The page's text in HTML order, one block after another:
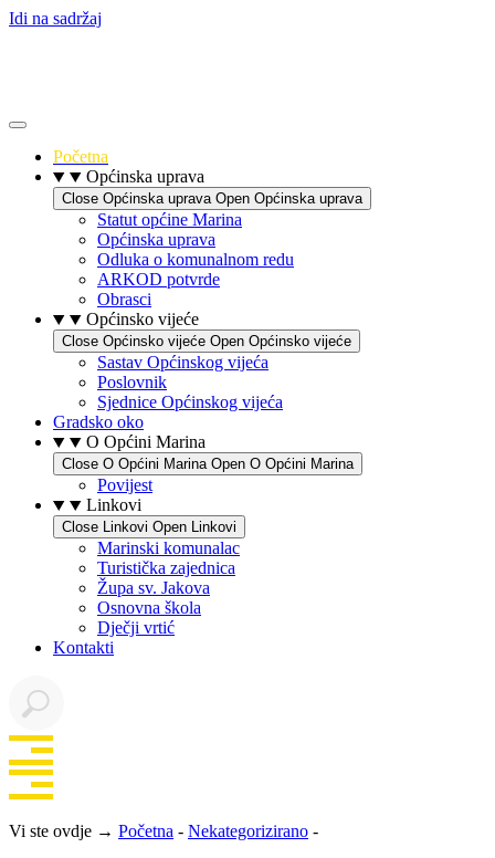
Idi na sadržaj
Početna
Općinska uprava
Close Općinska uprava Open Općinska uprava
Statut općine Marina
Općinska uprava
Odluka o komunalnom redu
ARKOD potvrde
Obrasci
Općinsko vijeće
Close Općinsko vijeće Open Općinsko vijeće
Sastav Općinskog vijeća
Poslovnik
Sjednice Općinskog vijeća
Gradsko oko
O Općini Marina
Close O Općini Marina Open O Općini Marina
Povijest
Linkovi
Close Linkovi Open Linkovi
Marinski komunalac
Turistička zajednica
Župa sv. Jakova
Osnovna škola
Dječji vrtić
Kontakti
Vi ste ovdje → Početna - Nekategorizirano -